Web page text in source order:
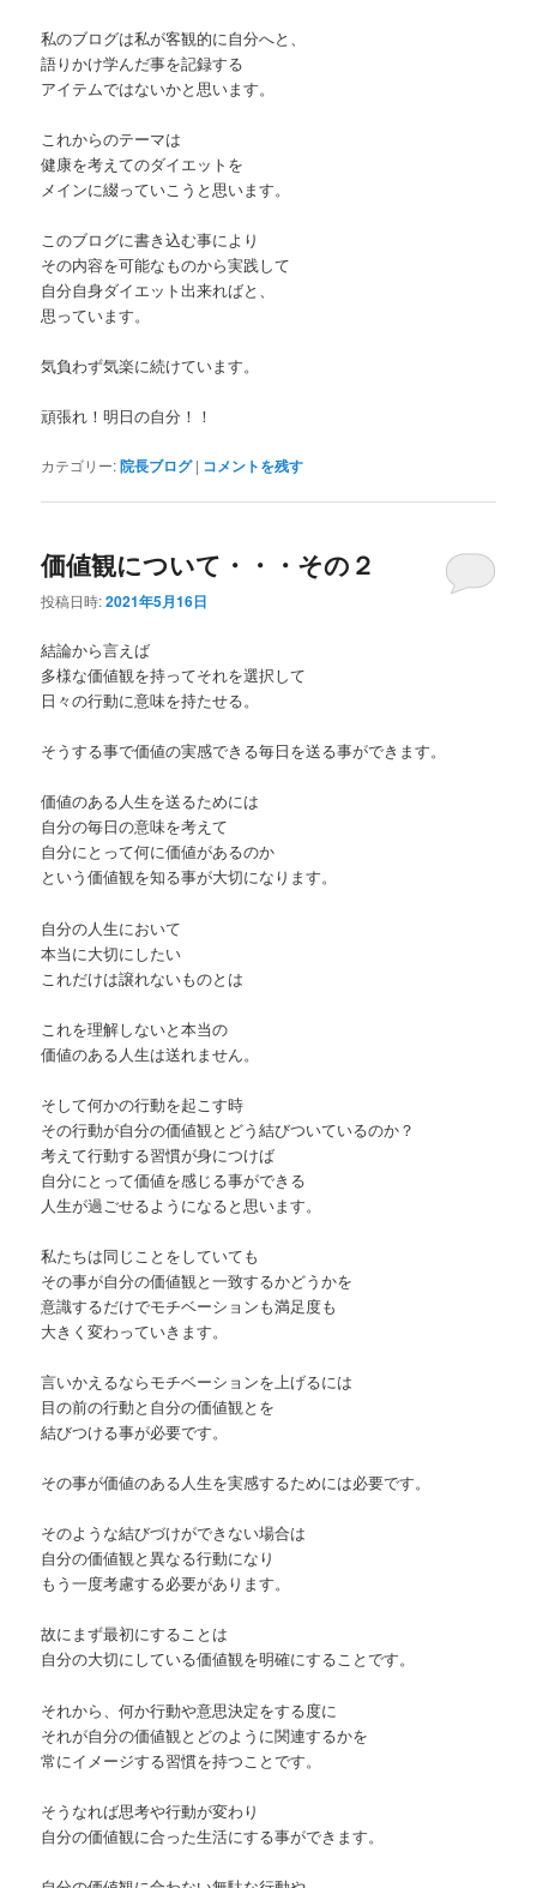
私のブログは私が客観的に自分へと、
語りかけ学んだ事を記録する
アイテムではないかと思います。
これからのテーマは
健康を考えてのダイエットを
メインに綴っていこうと思います。
このブログに書き込む事により
その内容を可能なものから実践して
自分自身ダイエット出来ればと、
思っています。
気負わず気楽に続けています。
頑張れ！明日の自分！！
カテゴリー:院長ブログ | コメントを残す
価値観について・・・その２
投稿日時:2021年5月16日
結論から言えば
多様な価値観を持ってそれを選択して
日々の行動に意味を持たせる。
そうする事で価値の実感できる毎日を送る事ができます。
価値のある人生を送るためには
自分の毎日の意味を考えて
自分にとって何に価値があるのか
という価値観を知る事が大切になります。
自分の人生において
本当に大切にしたい
これだけは譲れないものとは
これを理解しないと本当の
価値のある人生は送れません。
そして何かの行動を起こす時
その行動が自分の価値観とどう結びついているのか？
考えて行動する習慣が身につけば
自分にとって価値を感じる事ができる
人生が過ごせるようになると思います。
私たちは同じことをしていても
その事が自分の価値観と一致するかどうかを
意識するだけでモチベーションも満足度も
大きく変わっていきます。
言いかえるならモチベーションを上げるには
目の前の行動と自分の価値観とを
結びつける事が必要です。
その事が価値のある人生を実感するためには必要です。
そのような結びづけができない場合は
自分の価値観と異なる行動になり
もう一度考慮する必要があります。
故にまず最初にすることは
自分の大切にしている価値観を明確にすることです。
それから、何か行動や意思決定をする度に
それが自分の価値観とどのように関連するかを
常にイメージする習慣を持つことです。
そうなれば思考や行動が変わり
自分の価値観に合った生活にする事ができます。